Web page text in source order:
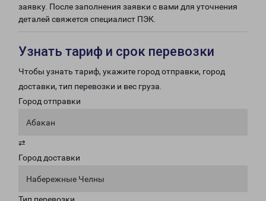
заявку. После заполнения заявки с вами для уточнения
деталей свяжется специалист ПЭК.
Узнать тариф и срок перевозки
Чтобы узнать тариф, укажите город отправки, город
доставки, тип перевозки и вес груза.
Город отправки
Абакан
⇄
Город доставки
Набережные Челны